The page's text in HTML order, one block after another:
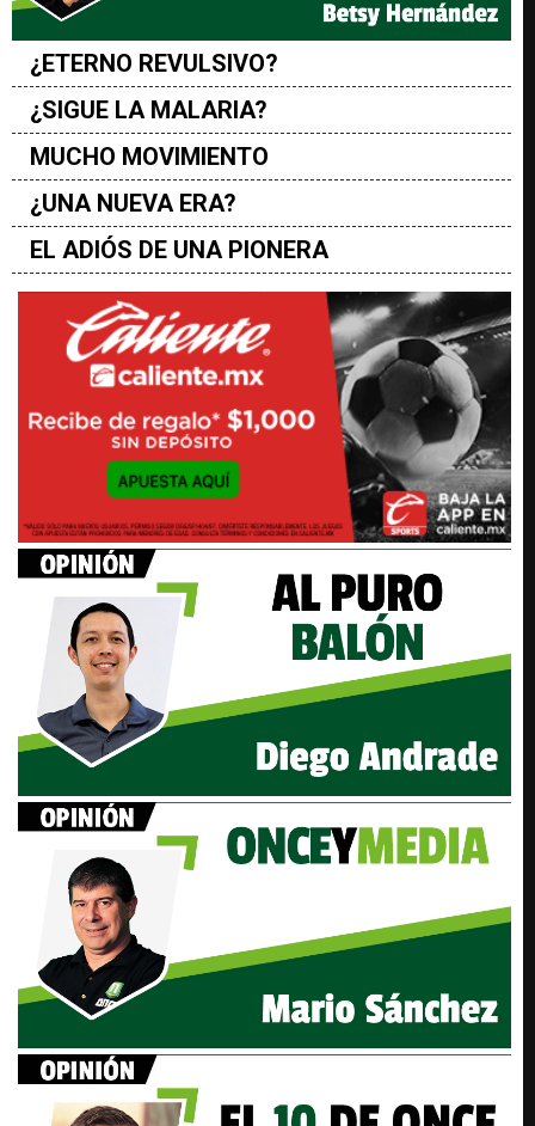
¿ETERNO REVULSIVO?
¿SIGUE LA MALARIA?
MUCHO MOVIMIENTO
¿UNA NUEVA ERA?
EL ADIÓS DE UNA PIONERA